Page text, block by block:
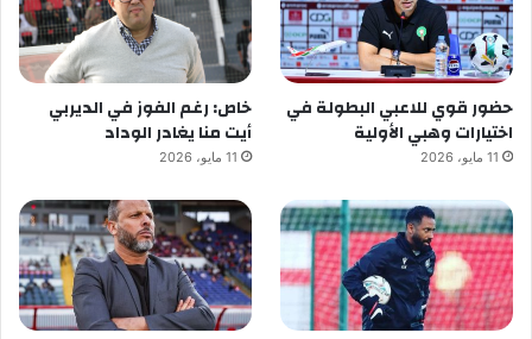
حضور قوي للاعبي البطولة في
اختيارات وهبي الأولية
11 مايو، 2026
خاص: رغم الفوز في الديربي
أيت منا يغادر الوداد
11 مايو، 2026